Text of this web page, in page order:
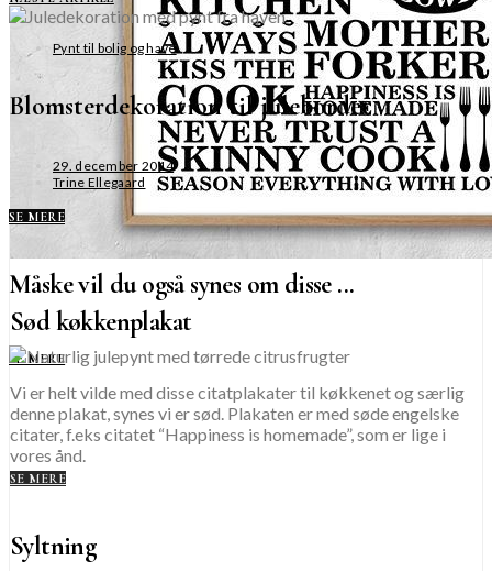
Sød køkkenplakat
Vi er helt vilde med disse citatplakater til køkkenet og særlig
denne plakat, synes vi er sød. Plakaten er med søde engelske
citater, f.eks citatet “Happiness is homemade”, som er lige i
vores ånd.
SE MERE
Syltning
Pynt til bolig og have
Blomsterdekoration til julebordet
29. december 2014
Trine Ellegaard
SE MERE
Måske vil du også synes om disse ...
SE MERE